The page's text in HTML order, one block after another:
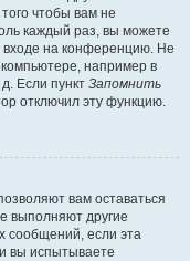
чтобы вам не
каждый раз, вы можете
входе на конференцию. Не
например в
Если пункт Запомнить
отключил эту функцию.
вам оставаться
выполняют другие
сообщений, если эта
вы испытываете